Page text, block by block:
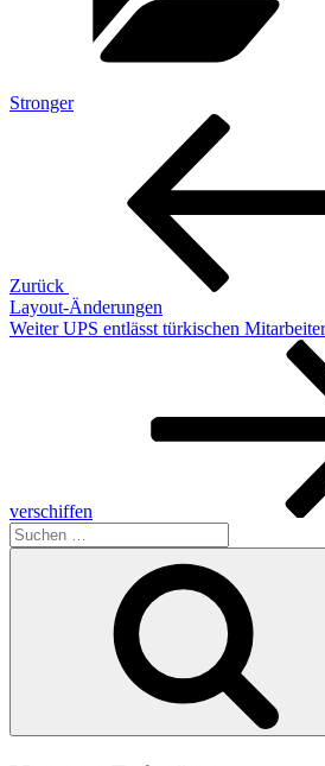
Stronger
Beitragsnavigation
Zurück
Layout-Änderungen
Nächster
Weiter UPS entlässt türkischen
verschiffen
Suchen
nach: